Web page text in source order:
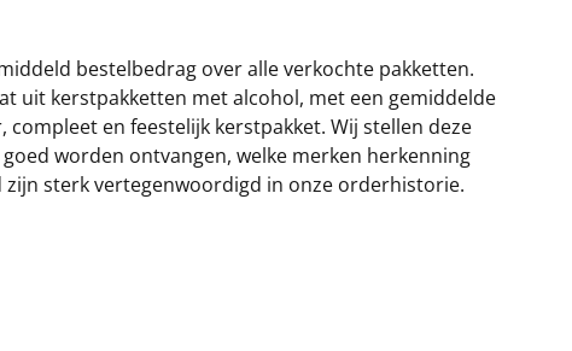
bestelbedrag over alle verkochte pakketten.
uit kerstpakketten met alcohol, met een gemiddelde
en feestelijk kerstpakket. Wij stellen deze
worden ontvangen, welke merken herkenning
sterk vertegenwoordigd in onze orderhistorie.